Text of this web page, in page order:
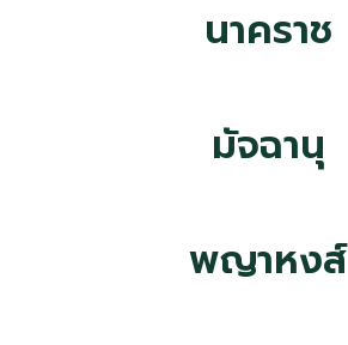
นาคราช
มัจฉานุ
พญาหงส์